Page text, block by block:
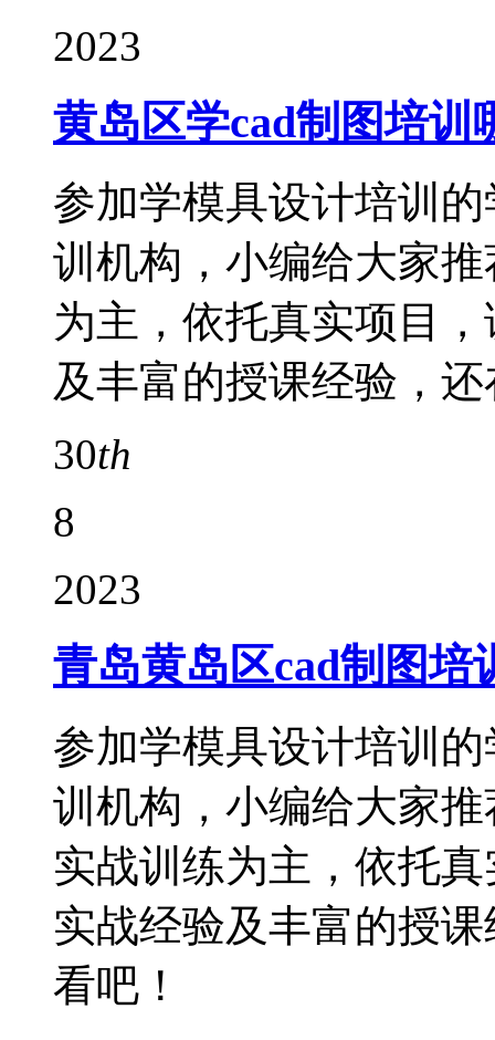
2023
黄岛区学cad制图培训
参加学模具设计培训
训机构，小编给大家
为主，依托真实项目
及丰富的授课经验，
30th
8
2023
青岛黄岛区cad制图培
参加学模具设计培训
训机构，小编给大家
实战训练为主，依托
实战经验及丰富的授
看吧！